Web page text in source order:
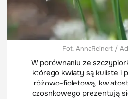
Fot. AnnaReinert /
W porównaniu ze
którego kwiaty są kuliste i
różowo-fioletową,
czosnkowego prezentują